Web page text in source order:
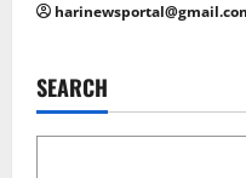
SEARCH